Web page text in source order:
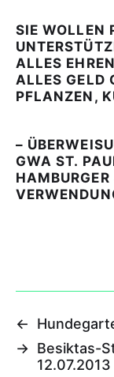
SIE WOLLEN
ALLES
ALLES GELD
PFLANZEN,
–
GWA ST.
←
→ Besiktas-
12.07.2013